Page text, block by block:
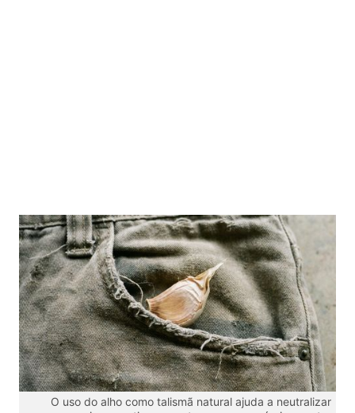
O uso do alho como talismã natural ajuda a neutralizar